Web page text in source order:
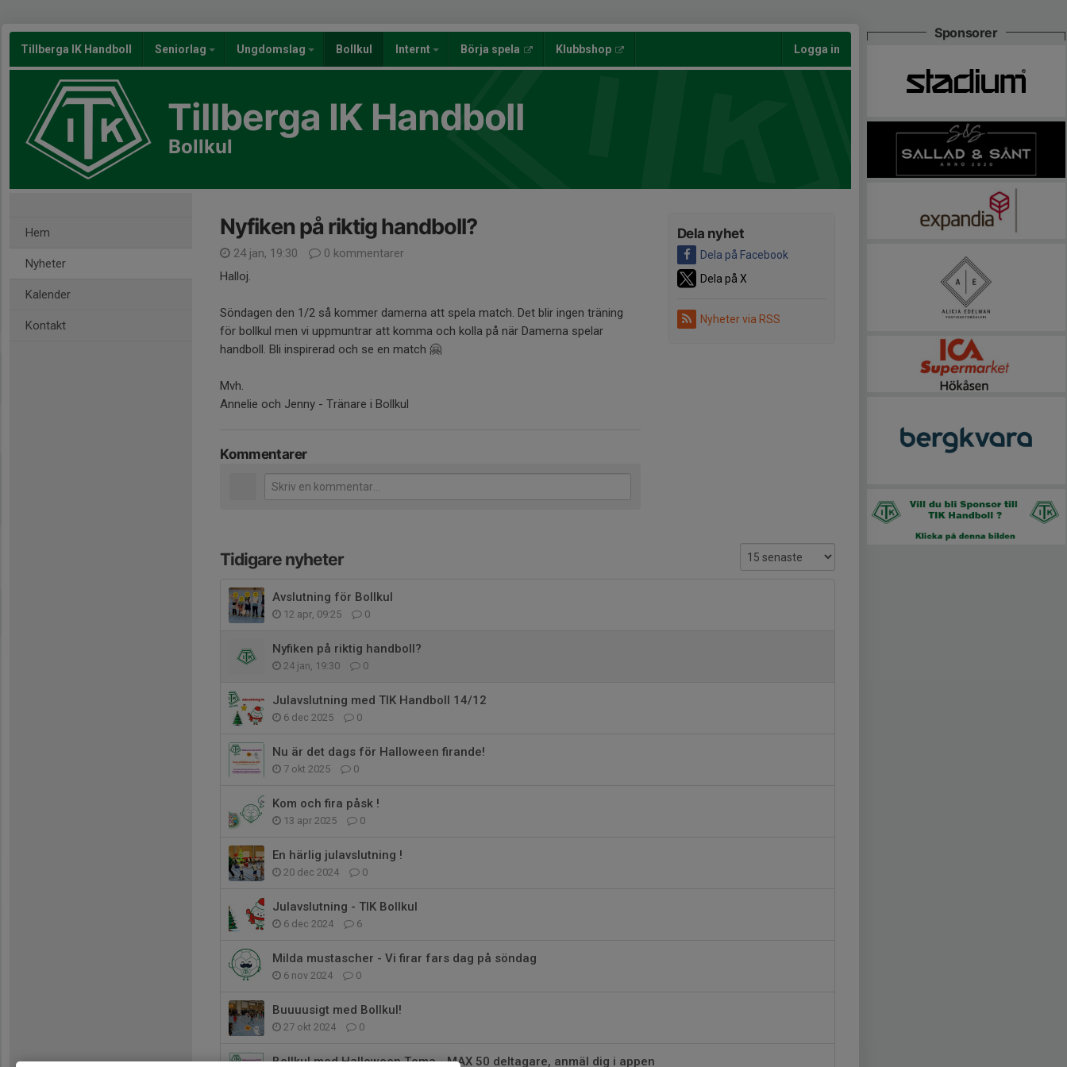
Tillberga IK Handboll Seniorlag Ungdomslag Bollkul Internt Börja spela Klubbshop Logga in
Tillberga IK Handboll
Bollkul
Hem
Nyheter
Kalender
Kontakt
Dela nyhet
Dela på Facebook
Dela på X
Nyheter via RSS
Nyfiken på riktig handboll?
24 jan, 19:30
0 kommentarer
Halloj.
Söndagen den 1/2 så kommer damerna att spela match. Det blir ingen träning
för bollkul men vi uppmuntrar att komma och kolla på när Damerna spelar
handboll. Bli inspirerad och se en match 🤗
Mvh.
Annelie och Jenny - Tränare i Bollkul
Kommentarer
Tidigare nyheter
Avslutning för Bollkul
12 apr, 09:25 0
Nyfiken på riktig handboll?
24 jan, 19:30 0
Julavslutning med TIK Handboll 14/12
6 dec 2025 0
Nu är det dags för Halloween firande!
7 okt 2025 0
Kom och fira påsk !
13 apr 2025 0
En härlig julavslutning !
20 dec 2024 0
Julavslutning - TIK Bollkul
6 dec 2024 6
Milda mustascher - Vi firar fars dag på söndag
6 nov 2024 0
Buuuusigt med Bollkul!
27 okt 2024 0
Bollkul med Halloween Tema - MAX 50 deltagare, anmäl dig i appen
Sponsorer